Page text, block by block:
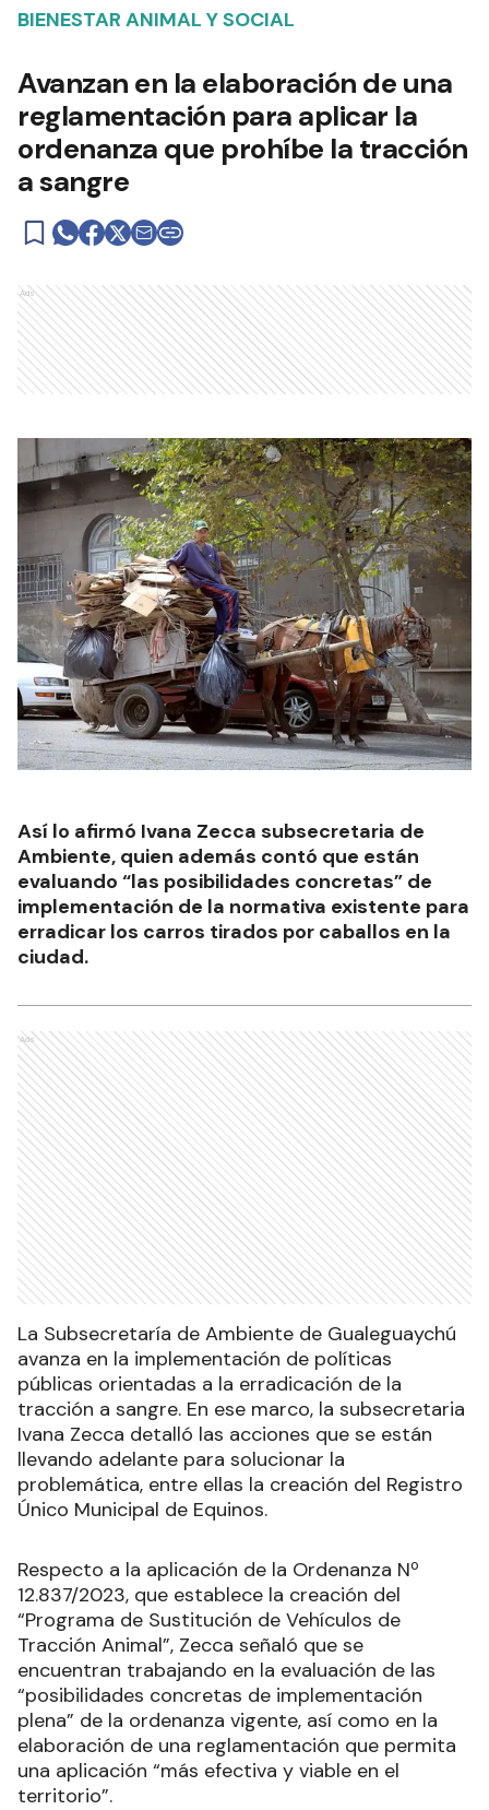
BIENESTAR ANIMAL Y SOCIAL
Avanzan en la elaboración de una
reglamentación para aplicar la
ordenanza que prohíbe la tracción
a sangre
Ads
Así lo afirmó Ivana Zecca subsecretaria de
Ambiente, quien además contó que están
evaluando “las posibilidades concretas” de
implementación de la normativa existente para
erradicar los carros tirados por caballos en la
ciudad.
Ads
La Subsecretaría de Ambiente de Gualeguaychú
avanza en la implementación de políticas
públicas orientadas a la erradicación de la
tracción a sangre. En ese marco, la subsecretaria
Ivana Zecca detalló las acciones que se están
llevando adelante para solucionar la
problemática, entre ellas la creación del Registro
Único Municipal de Equinos.
Respecto a la aplicación de la Ordenanza Nº
12.837/2023, que establece la creación del
“Programa de Sustitución de Vehículos de
Tracción Animal”, Zecca señaló que se
encuentran trabajando en la evaluación de las
“posibilidades concretas de implementación
plena” de la ordenanza vigente, así como en la
elaboración de una reglamentación que permita
una aplicación “más efectiva y viable en el
territorio”.